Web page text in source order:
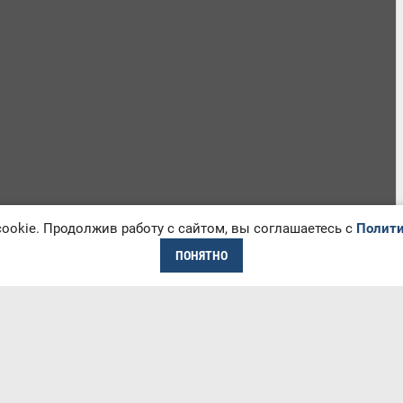
Продолжив работу с сайтом, вы соглашаетесь с
ПОНЯТНО